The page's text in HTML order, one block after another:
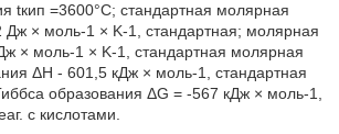
tкип =3600°С; стандартная молярная
Дж × моль-1 × K-1, стандартная; молярная
× моль-1 × K-1, стандартная молярная
ΔН - 601,5 кДж × моль-1, стандартная
образования ΔG = -567 кДж × моль-1,
с кислотами.